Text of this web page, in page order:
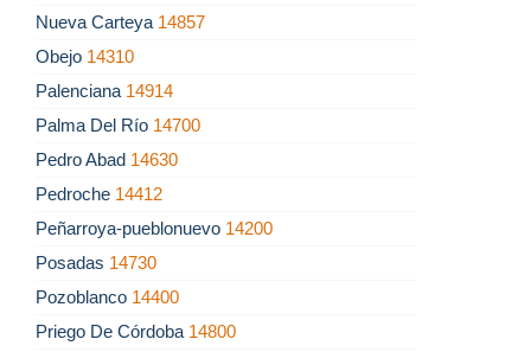
Nueva Carteya 14857
Obejo 14310
Palenciana 14914
Palma Del Río 14700
Pedro Abad 14630
Pedroche 14412
Peñarroya-pueblonuevo 14200
Posadas 14730
Pozoblanco 14400
Priego De Córdoba 14800